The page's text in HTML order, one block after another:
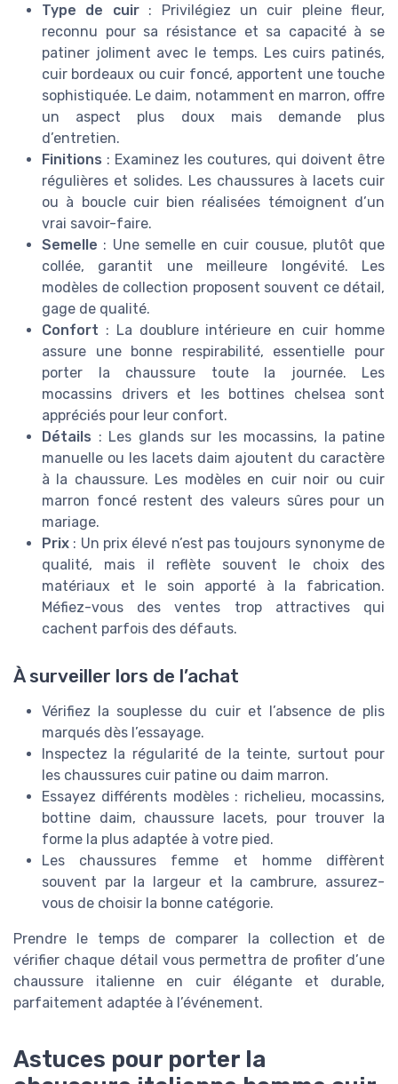
Type de cuir: Privilégiez un cuir pleine fleur,
reconnu pour sa résistance et sa capacité à se
patiner joliment avec le temps. Les cuirs patinés,
cuir bordeaux ou cuir foncé, apportent une touche
sophistiquée. Le daim, notamment en marron, offre
un aspect plus doux mais demande plus
d’entretien.
Finitions : Examinez les coutures, qui doivent être
régulières et solides. Les chaussures à lacets cuir
ou à boucle cuir bien réalisées témoignent d’un
vrai savoir-faire.
Semelle : Une semelle en cuir cousue, plutôt que
collée, garantit une meilleure longévité. Les
modèles de collection proposent souvent ce détail,
gage de qualité.
Confort : La doublure intérieure en cuir homme
assure une bonne respirabilité, essentielle pour
porter la chaussure toute la journée. Les
mocassins drivers et les bottines chelsea sont
appréciés pour leur confort.
Détails : Les glands sur les mocassins, la patine
manuelle ou les lacets daim ajoutent du caractère
à la chaussure. Les modèles en cuir noir ou cuir
marron foncé restent des valeurs sûres pour un
mariage.
Prix : Un prix élevé n’est pas toujours synonyme de
qualité, mais il reflète souvent le choix des
matériaux et le soin apporté à la fabrication.
Méfiez-vous des ventes trop attractives qui
cachent parfois des défauts.
À surveiller lors de l’achat
Vérifiez la souplesse du cuir et l’absence de plis
marqués dès l’essayage.
Inspectez la régularité de la teinte, surtout pour
les chaussures cuir patine ou daim marron.
Essayez différents modèles : richelieu, mocassins,
bottine daim, chaussure lacets, pour trouver la
forme la plus adaptée à votre pied.
Les chaussures femme et homme diffèrent
souvent par la largeur et la cambrure, assurez-
vous de choisir la bonne catégorie.
Prendre le temps de comparer la collection et de
vérifier chaque détail vous permettra de profiter d’une
chaussure italienne en cuir élégante et durable,
parfaitement adaptée à l’événement.
Astuces pour porter la